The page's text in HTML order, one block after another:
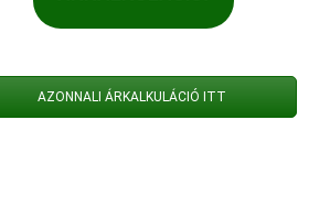
AZONNALI ÁRKALKULÁCIÓ ITT